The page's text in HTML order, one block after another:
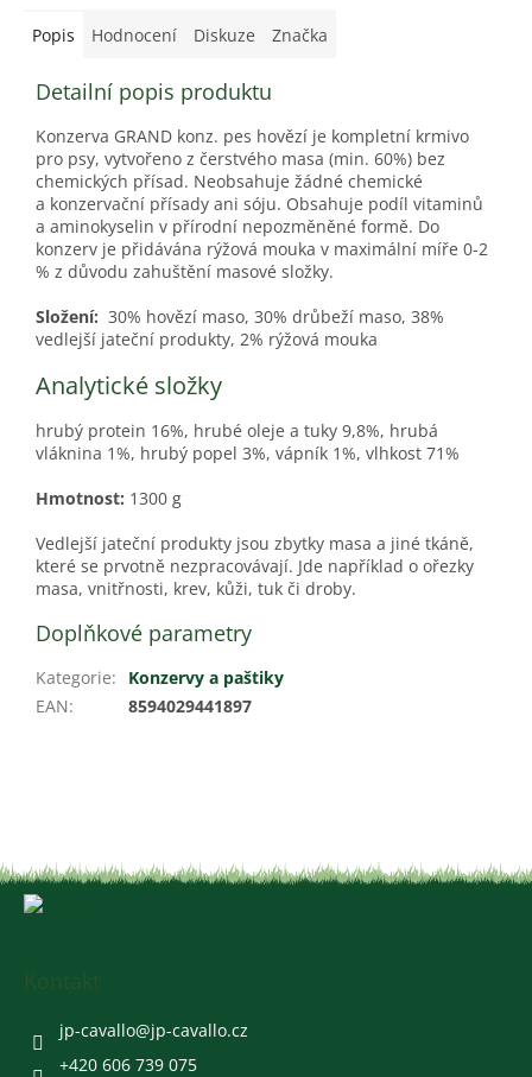
Popis Hodnocení Diskuze Značka
Detailní popis produktu
Konzerva GRAND konz. pes hovězí je kompletní krmivo
pro psy, vytvořeno z čerstvého masa (min. 60%) bez
chemických přísad. Neobsahuje žádné chemické
a konzervační přísady ani sóju. Obsahuje podíl vitaminů
a aminokyselin v přírodní nepozměněné formě. Do
konzerv je přidávána rýžová mouka v maximální míře 0-2
% z důvodu zahuštění masové složky.
Složení: 30% hovězí maso, 30% drůbeží maso, 38%
vedlejší jateční produkty, 2% rýžová mouka
Analytické složky
hrubý protein 16%, hrubé oleje a tuky 9,8%, hrubá
vláknina 1%, hrubý popel 3%, vápník 1%, vlhkost 71%
Hmotnost: 1300 g
Vedlejší jateční produkty jsou zbytky masa a jiné tkáně,
které se prvotně nezpracovávají. Jde například o ořezky
masa, vnitřnosti, krev, kůži, tuk či droby.
Doplňkové parametry
Kategorie:
Konzervy a paštiky
EAN: 8594029441897
jp-cavallo@jp-cavallo.cz
+420 606 739 075